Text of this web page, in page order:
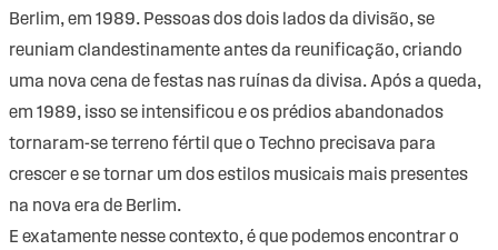
Berlim, em 1989. Pessoas dos dois lados da divisão, se
reuniam clandestinamente antes da reunificação, criando
uma nova cena de festas nas ruínas da divisa. Após a queda,
em 1989, isso se intensificou e os prédios abandonados
tornaram-se terreno fértil que o Techno precisava para
crescer e se tornar um dos estilos musicais mais presentes
na nova era de Berlim.
E exatamente nesse contexto, é que podemos encontrar o